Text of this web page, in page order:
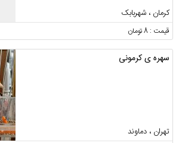
کرمان ، شهربابک
قیمت : 8 تومان
سهره ی کرمونی
تهران ، دماوند